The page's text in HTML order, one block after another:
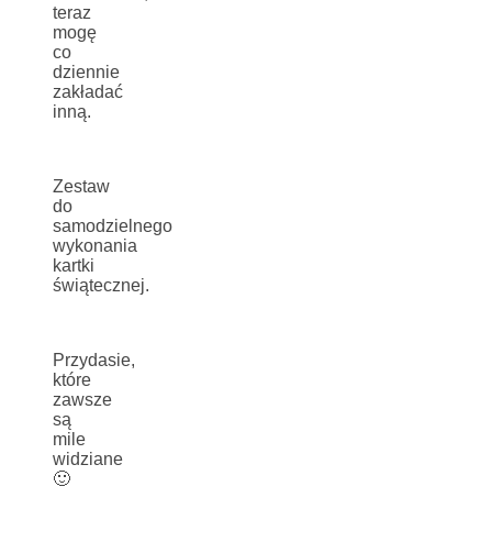
teraz
mogę
co
dziennie
zakładać
inną.
Zestaw
do
samodzielnego
wykonania
kartki
świątecznej.
Przydasie,
które
zawsze
są
mile
widziane
🙂